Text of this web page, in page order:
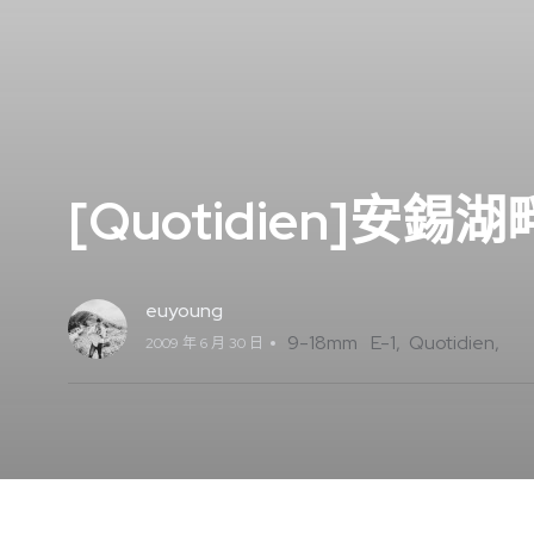
[Quotidien]安錫湖
euyoung
2009 年 6 月 30 日 9-18mm E-1 Quotidien